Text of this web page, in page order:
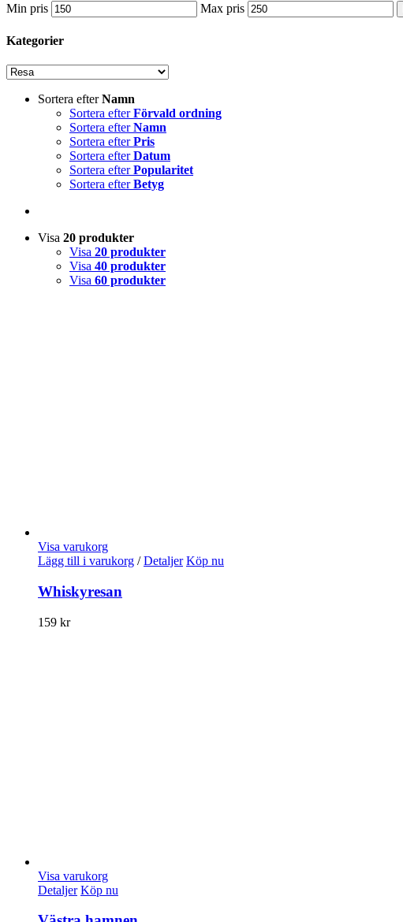
Min pris Max pris
Kategorier
Sortera efterNamn
Sortera efterFörvald ordning
Sortera efterNamn
Sortera efterPris
Sortera efterDatum
Sortera efterPopularitet
Sortera efterBetyg
Visa 20 produkter
Visa 20 produkter
Visa 40 produkter
Visa 60 produkter
Visa varukorg
Lägg till i varukorg / Detaljer Köp nu
Whiskyresan
159 kr
Visa varukorg
Detaljer Köp nu